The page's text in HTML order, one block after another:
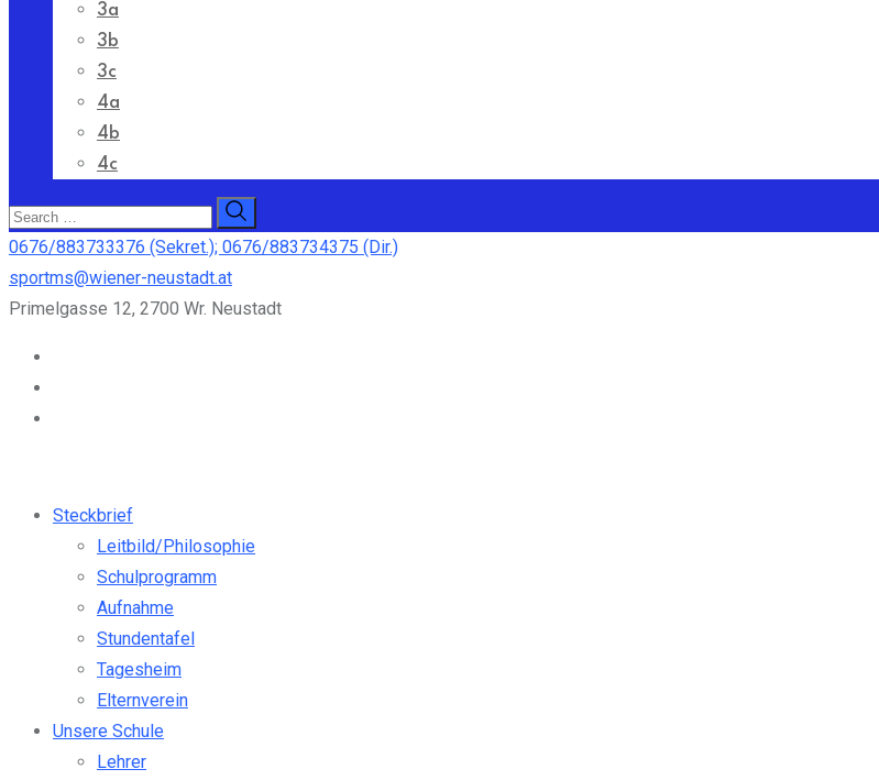
3a
3b
3c
4a
4b
4c
0676/883733376 (Sekret.); 0676/883734375 (Dir.)
sportms@wiener-neustadt.at
Primelgasse 12, 2700 Wr. Neustadt
Steckbrief
Leitbild/Philosophie
Schulprogramm
Aufnahme
Stundentafel
Tagesheim
Elternverein
Unsere Schule
Lehrer